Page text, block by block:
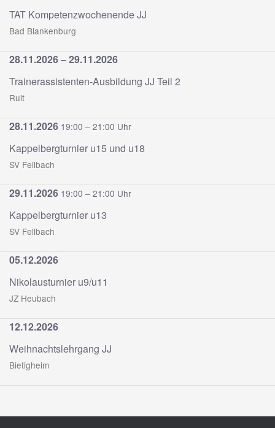
TAT Kompetenzwochenende JJ
Bad Blankenburg
28.11.2026–29.11.2026
Trainerassistenten-Ausbildung JJ Teil 2
Ruit
28.11.2026 19:00 – 21:00 Uhr
Kappelbergturnier u15 und u18
SV Fellbach
29.11.2026 19:00 – 21:00 Uhr
Kappelbergturnier u13
SV Fellbach
05.12.2026
Nikolausturnier u9/u11
JZ Heubach
12.12.2026
Weihnachtslehrgang JJ
Bietigheim